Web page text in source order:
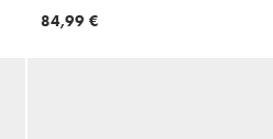
drapé - Cobalt
84,99 €